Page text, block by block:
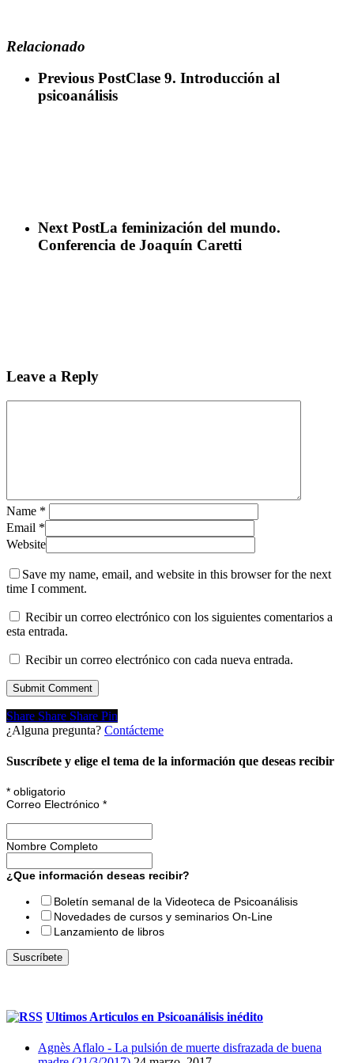
Relacionado
Previous PostClase 9. Introducción al
psicoanálisis
Next PostLa feminización del mundo.
Conferencia de Joaquín Caretti
Leave a Reply
Name *
Email *
Website
Save my name, email, and website in this browser for the next
time I comment.
Recibir un correo electrónico con los siguientes comentarios a
esta entrada.
Recibir un correo electrónico con cada nueva entrada.
Share
Share Share Share Pin
¿Alguna pregunta? Contácteme
Suscríbete y elige el tema de la información que deseas recibir
* obligatorio
Correo Electrónico *
Nombre Completo
¿Que información deseas recibir?
Boletín semanal de la Videoteca de Psicoanálisis
Novedades de cursos y seminarios On-Line
Lanzamiento de libros
Ultimos Articulos en Psicoanálisis inédito
Agnès Aflalo - La pulsión de muerte disfrazada de buena